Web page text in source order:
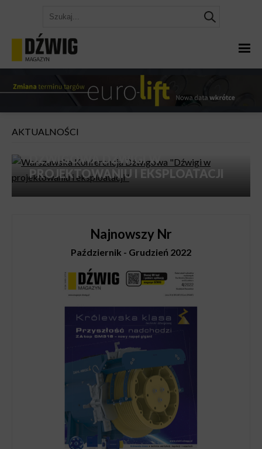
AKTUALNOŚCI
DŹWIGOWA DŹWIGI W
PROJEKTOWANIU I EKSPLOATACJI
Najnowszy Nr
Październik - Grudzień 2022